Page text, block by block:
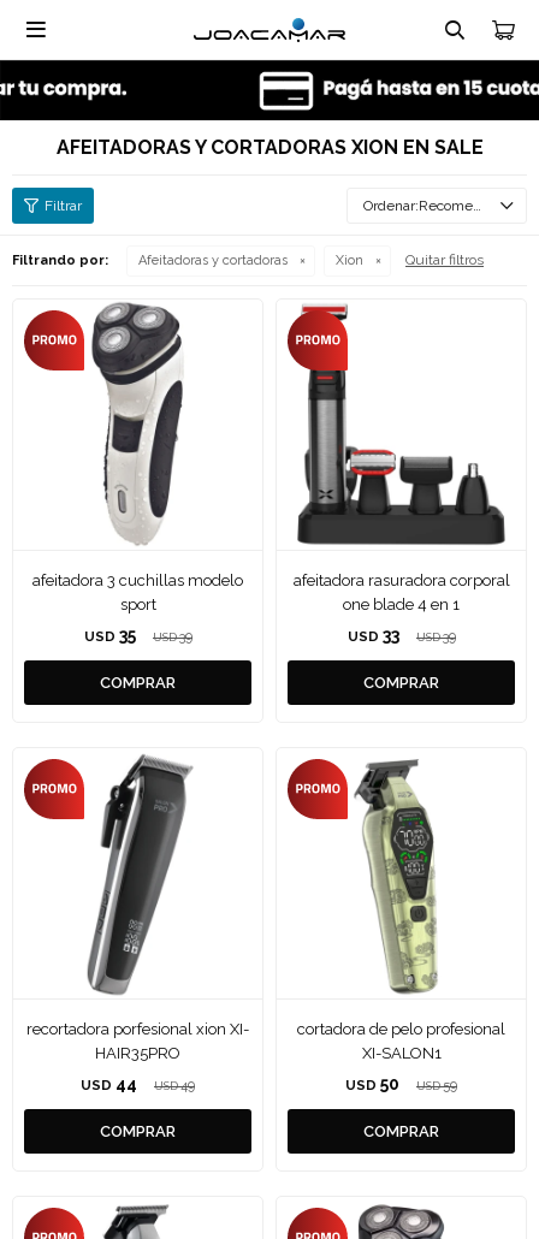

AFEITADORAS Y CORTADORAS XION EN SALE
Recomendados
Filtrando por: Afeitadoras y cortadoras Xion Quitar filtros
afeitadora 3 cuchillas modelo
sport
USD 35 USD 39
afeitadora rasuradora corporal
one blade 4 en 1
USD 33 USD 39
recortadora porfesional xion XI-
HAIR35PRO
USD 44 USD 49
cortadora de pelo profesional
XI-SALON1
USD 50 USD 59